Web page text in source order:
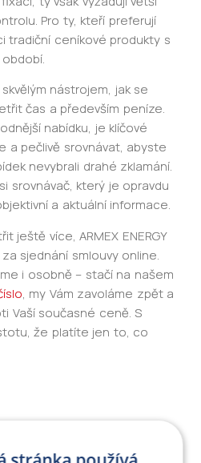
Pro ty, kteří preferují
tradiční ceníkové produkty s
nástrojem, jak se
čas a především peníze.
nabídku, je klíčové
a pečlivě srovnávat, abyste
nevybrali drahé zklamání.
srovnávač, který je opravdu
a aktuální informace.
ještě více, ARMEX ENERGY
za sjednání smlouvy online.
i osobně – stačí na našem
, my Vám zavoláme zpět a
Vaší současné ceně. S
že platíte jen to, co